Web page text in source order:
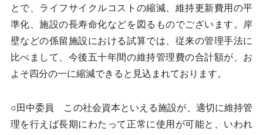
とで、ライフサイクルコストの縮減、維持更新費用の平
準化、施設の長寿命化などを図るものでございます。岸
壁などの係留施設における試算では、従来の管理手法に
比べまして、今後五十年間の維持管理費の合計額が、お
よそ四分の一に縮減できると見込まれております。
○田中委員 この社会資本といえる施設が、適切に維持管
理を行えば長期にわたって正常に使用が可能と、いわれ